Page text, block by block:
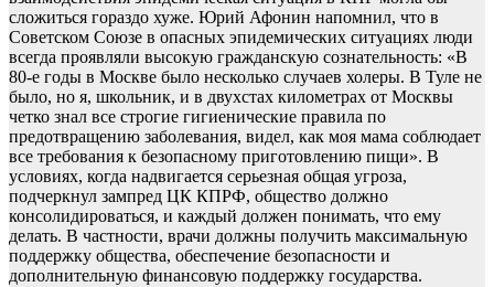
сложиться гораздо хуже. Юрий Афонин напомнил, что в
Советском Союзе в опасных эпидемических ситуациях люди
всегда проявляли высокую гражданскую сознательность: «В
80-е годы в Москве было несколько случаев холеры. В Туле не
было, но я, школьник, и в двухстах километрах от Москвы
четко знал все строгие гигиенические правила по
предотвращению заболевания, видел, как моя мама соблюдает
все требования к безопасному приготовлению пищи». В
условиях, когда надвигается серьезная общая угроза,
подчеркнул зампред ЦК КПРФ, общество должно
консолидироваться, и каждый должен понимать, что ему
делать. В частности, врачи должны получить максимальную
поддержку общества, обеспечение безопасности и
дополнительную финансовую поддержку государства.